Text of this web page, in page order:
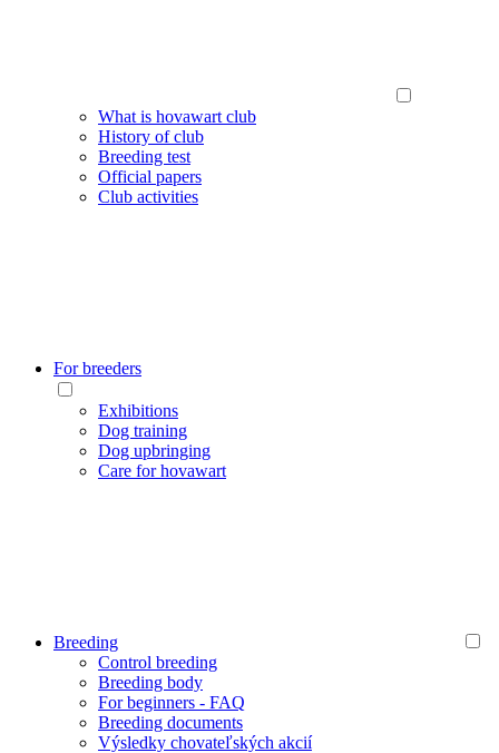
What is hovawart club
History of club
Breeding test
Official papers
Club activities
For breeders
Exhibitions
Dog training
Dog upbringing
Care for hovawart
Breeding
Control breeding
Breeding body
For beginners - FAQ
Breeding documents
Výsledky chovateľských akcií